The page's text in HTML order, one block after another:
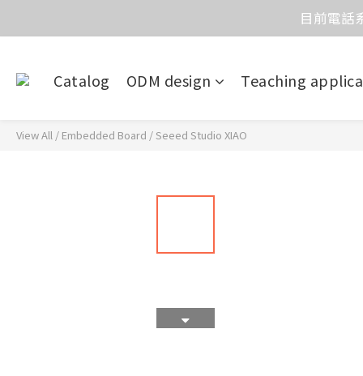
價
價
Catalog ODM design Teaching
View All / Embedded Board /Seeed Studio XIAO